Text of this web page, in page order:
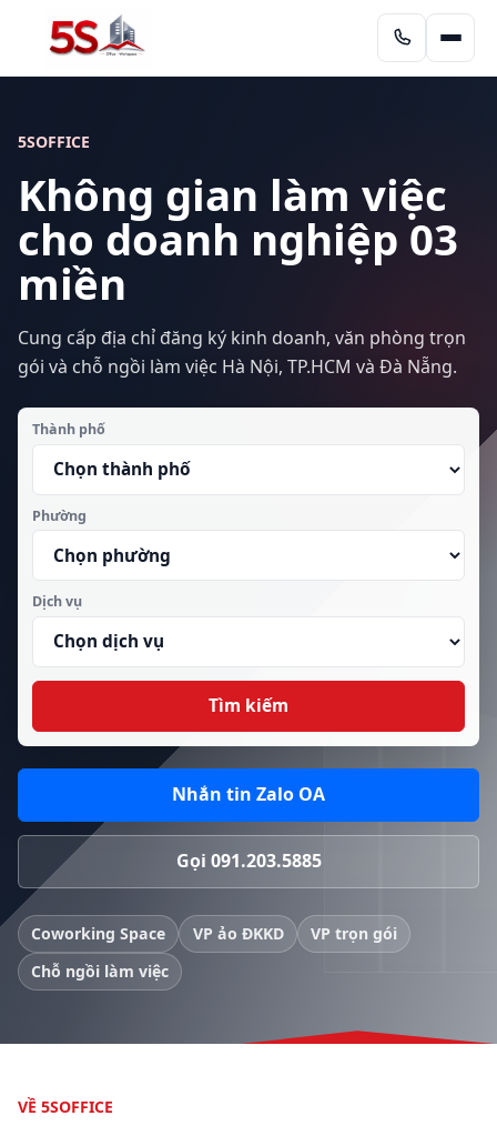
5SOFFICE
Không gian làm việc
cho doanh nghiệp 03
miền
Cung cấp địa chỉ đăng ký kinh doanh, văn phòng trọn
gói và chỗ ngồi làm việc Hà Nội, TP.HCM và Đà Nẵng.
Thành phố
Phường
Dịch vụ
Tìm kiếm
Nhắn tin Zalo OA
Gọi 091.203.5885
Coworking Space VP ảo ĐKKD
VP trọn gói
Chỗ ngồi làm việc
VỀ 5SOFFICE